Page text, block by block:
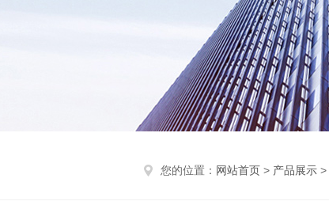
您的位置： 网站首页 > 产品展示 >